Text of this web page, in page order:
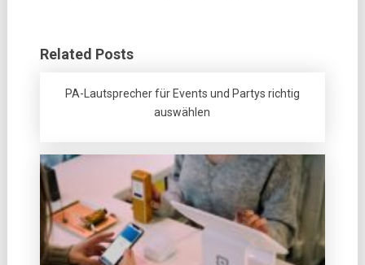
Related Posts
PA-Lautsprecher für Events und Partys richtig
auswählen